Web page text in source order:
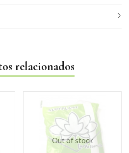
relacionados
Out of stock